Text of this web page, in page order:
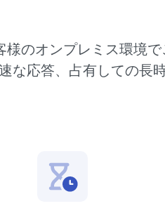
様のオンプレミス環境
な応答、占有しての長